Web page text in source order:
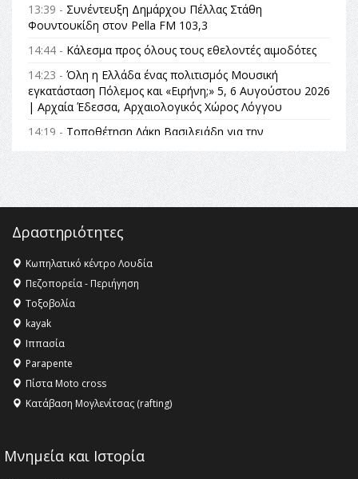
13:39 - Συνέντευξη Δημάρχου Πέλλας Στάθη
Φουντουκίδη στον Pella FM 103,3
14:44 - Κάλεσμα προς όλους τους εθελοντές αιμοδότες
14:23 - Όλη η Ελλάδα ένας πολιτισμός Μουσική
εγκατάσταση Πόλεμος και «Ειρήνη;» 5, 6 Αυγούστου 2026
| Αρχαία Έδεσσα, Αρχαιολογικός Χώρος Λόγγου
14:19 - Τοποθέτηση Λάκη Βασιλειάδη για την
Αναθεώρηση του Συντάγματος: «Σε τέτοιες κορυφαίες
θεσμικές διαδικασίες υπάρχει μόνο η ευθύνη απέναντι
στις επόμενες γενιές»
16:35 -Το πρόγραμμα του ΠΑΟΚ στον δεύτερο γύρο του
16:27 - Όλυμπος: Εντάχθηκε στον Κατάλογο Παγκόσμιας
Κληρονομιάς της UNESCO – Ομόφωνη η απόφαση Ο
Όλυμπος αναγνωρίστηκε ως φυσικό και πολιτιστικό
αγαθό εξέχουσας οικουμενικής αξίας για την
ανθρωπότητα
16:18 -
ΣΤΗΝ ΕΔΕΣΣΑ
Δραστηριότητες
Κωπηλατικό κέντρο Λουδία
Πεζοπορεία - Περιήγηση
Τοξοβολία
kayak
Ιππασία
Parapente
Πίστα Moto cross
Κατάβαση Μογλενίτσας (rafting)
Μνημεία και Ιστορία